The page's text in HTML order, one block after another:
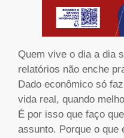
Quem vive o dia a dia
relatórios não enche
Dado econômico só
vida real, quando
É por isso que faço
assunto. Porque o que